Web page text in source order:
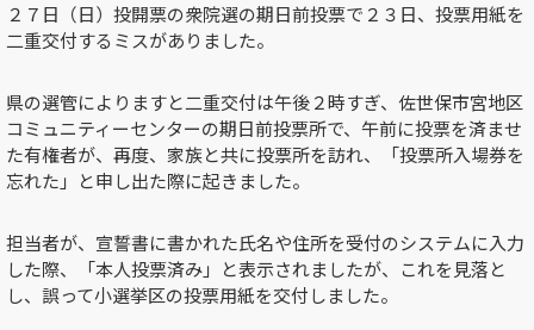
２７日（日）投開票の衆院選の期日前投票で２３日、投票用紙を
二重交付するミスがありました。
県の選管によりますと二重交付は午後２時すぎ、佐世保市宮地区
コミュニティーセンターの期日前投票所で、午前に投票を済ませ
た有権者が、再度、家族と共に投票所を訪れ、「投票所入場券を
忘れた」と申し出た際に起きました。
担当者が、宣誓書に書かれた氏名や住所を受付のシステムに入力
した際、「本人投票済み」と表示されましたが、これを見落と
し、誤って小選挙区の投票用紙を交付しました。